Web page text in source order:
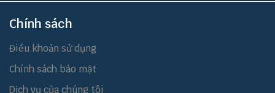
Chính sách
Điều khoản sử dụng
Chính sách bảo mật
Dịch vụ của chúng tôi